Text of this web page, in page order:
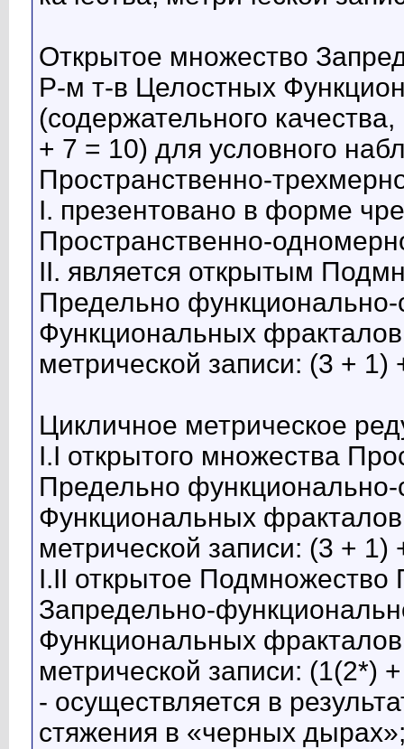
Открытое множество
Р-м т-в Целостных
(содержательного
+ 7 = 10) для условного
Пространственно-
I. презентовано в форме
Пространственно-
II. является открытым
Предельно
Функциональных
метрической записи: (3 + 1)
Цикличное метрическое
I.I открытого множества
Предельно
Функциональных
метрической записи: (3 + 1)
I.II открытое
Запредельно-
Функциональных
метрической записи: (1(2*)
- осуществляется в
стяжения в «черных